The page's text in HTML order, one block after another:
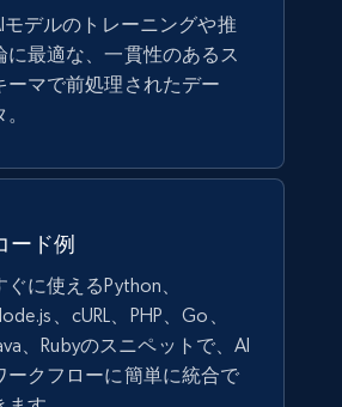
今すぐ購入
Reviews, Initial price, Final
and more.
モデルのトレーニングや推
に最適な、一貫性のあるス
ーマで前処理されたデー
。
ード例
ぐに使えるPython、
、cURL、PHP、Go、
、Rubyのスニペットで、AI
ークフローに簡単に統合で